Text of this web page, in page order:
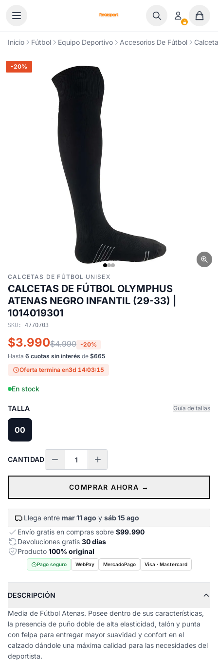
Inicio Fútbol Equipo Deportivo Accesorios De Fútbol
-20%
CALCETAS DE FÚTBOL ·UNISEX
CALCETAS DE FÚTBOL OLYMPHUS
ATENAS NEGRO INFANTIL (29-33) |
1014019301
SKU: 4770703
$3.990$4.990 -20%
Hasta 6 cuotas sin interés de $665
Oferta termina en3d 14:03:15
En stock
TALLA Guía de tallas
00
CANTIDAD
COMPRAR AHORA →
Llega entre mar 11 ago y sáb 15 ago
Envío gratis en compras sobre $99.990
Devoluciones gratis 30 días
Producto 100% original
Pago seguro WebPay MercadoPago Visa · Mastercard
DESCRIPCIÓN
Media de Fútbol Atenas. Posee dentro de sus características,
la presencia de puño doble de alta elasticidad, talón y punta
con felpa para entregar mayor suavidad y confort en el
calzado dándole una máxima calidad para las necesidades del
deportista.